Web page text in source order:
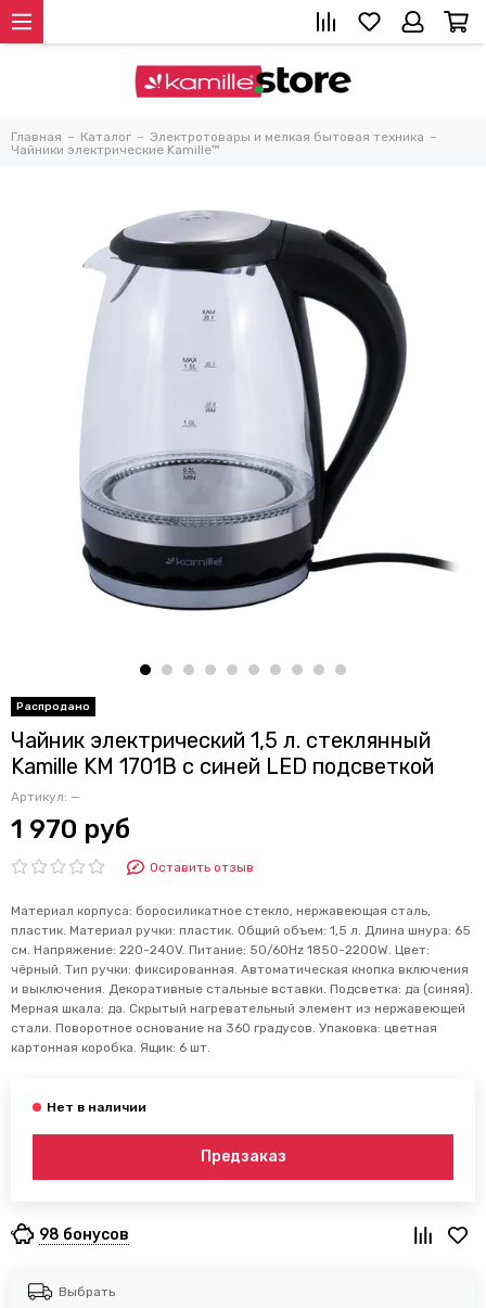
Главная Каталог
Электротовары и мелкая бытовая техника
Чайники электрические Kamille™
Чайник электрический 1,5 л. стеклянный
Kamille KM 1701B с синей LED подсветкой
Артикул: —
1 970 руб
Оставить отзыв
Материал корпуса: боросиликатное стекло, нержавеющая сталь,
пластик. Материал ручки: пластик. Общий объем: 1,5 л. Длина шнура: 65
см. Напряжение: 220-240V. Питание: 50/60Hz 1850-2200W. Цвет:
чёрный. Тип ручки: фиксированная. Автоматическая кнопка включения
и выключения. Декоративные стальные вставки. Подсветка: да (синяя).
Мерная шкала: да. Скрытый нагревательный элемент из нержавеющей
стали. Поворотное основание на 360 градусов. Упаковка: цветная
картонная коробка. Ящик: 6 шт.
Предзаказ
98 бонусов
Выбрать